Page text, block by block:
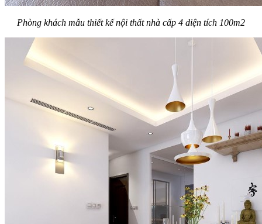
Phòng khách mẫu thiết kế nội thất nhà cấp 4 diện tích 100m2